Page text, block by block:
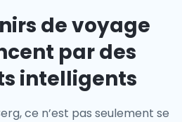
de voyage
par des
intelligents
ce n’est pas seulement se